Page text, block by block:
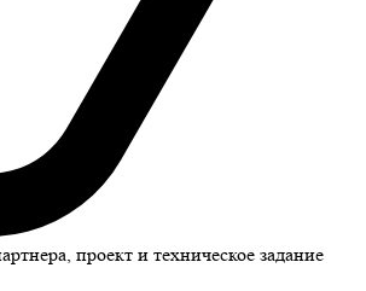
проект и техническое задание